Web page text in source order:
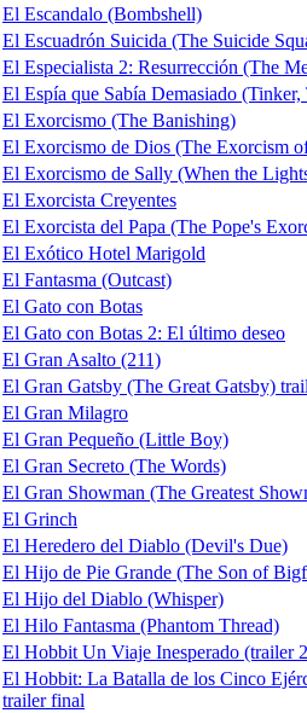
El Escandalo (Bombshell)
El Escuadrón Suicida (The Suicide
El Especialista 2: Resurrección (The
El Espía que Sabía Demasiado
El Exorcismo (The Banishing)
El Exorcismo de Dios (The Exorcism
El Exorcismo de Sally (When the
El Exorcista Creyentes
El Exorcista del Papa (The Pope's
El Exótico Hotel Marigold
El Fantasma (Outcast)
El Gato con Botas
El Gato con Botas 2: El último deseo
El Gran Asalto (211)
El Gran Gatsby (The Great Gatsby)
El Gran Milagro
El Gran Pequeño (Little Boy)
El Gran Secreto (The Words)
El Gran Showman (The Greatest
El Grinch
El Heredero del Diablo (Devil's Due)
El Hijo de Pie Grande (The Son of
El Hijo del Diablo (Whisper)
El Hilo Fantasma (Phantom Thread)
El Hobbit Un Viaje Inesperado (trailer
El Hobbit: La Batalla de los Cinco
trailer final